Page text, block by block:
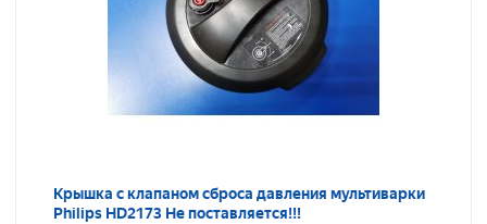
Крышка с клапаном сброса давления мультиварки
Philips HD2173 Не поставляется!!!